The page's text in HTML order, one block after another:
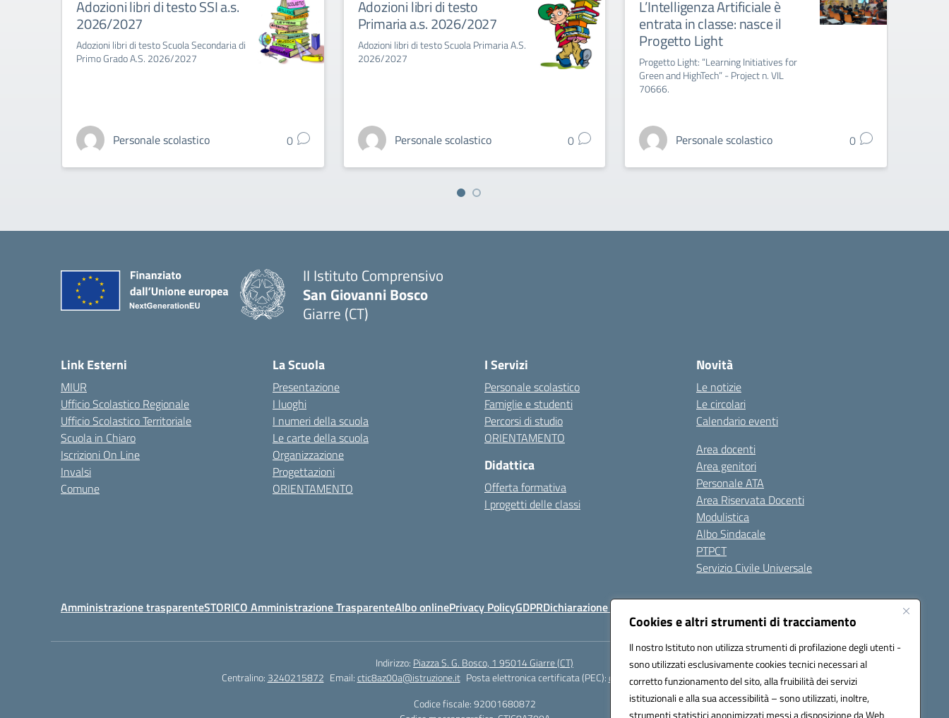
Cookies e altri strumenti di tracciamento
Il nostro Istituto non utilizza strumenti di profilazione degli utenti -
sono utilizzati esclusivamente cookies tecnici necessari al
corretto funzionamento del sito, alla fruibilità dei servizi
istituzionali e alla sua accessibilità – sono utilizzati, inoltre,
strumenti statistici anonimizzati messi a disposizione da Web
Adozioni libri di testo SSI a.s.
2026/2027
Adozioni libri di testo Scuola Secondaria di
Primo Grado A.S. 2026/2027
Personale scolastico 0
Adozioni libri di testo
Primaria a.s. 2026/2027
Adozioni libri di testo Scuola Primaria A.S.
2026/2027
Personale scolastico 0
L’Intelligenza Artificiale è
entrata in classe: nasce il
Progetto Light
Progetto Light: “Learning Initiatives for
Green and HighTech” - Project n. VIL
70666.
Personale scolastico 0
II Istituto Comprensivo
San Giovanni Bosco
Giarre (CT)
Link Esterni
MIUR
Ufficio Scolastico Regionale
Ufficio Scolastico Territoriale
Scuola in Chiaro
Iscrizioni On Line
Invalsi
Comune
La Scuola
Presentazione
I luoghi
I numeri della scuola
Le carte della scuola
Organizzazione
Progettazioni
ORIENTAMENTO
I Servizi
Personale scolastico
Famiglie e studenti
Percorsi di studio
ORIENTAMENTO
Didattica
Offerta formativa
I progetti delle classi
Novità
Le notizie
Le circolari
Calendario eventi
Area docenti
Area genitori
Personale ATA
Area Riservata Docenti
Modulistica
Albo Sindacale
PTPCT
Servizio Civile Universale
Amministrazione trasparenteSTORICO Amministrazione TrasparenteAlbo onlinePrivacy PolicyGDPRDichiarazione di accessibilità
Indirizzo: Piazza S. G. Bosco, 1 95014 Giarre (CT)
Centralino: 3240215872 Email:ctic8az00a@istruzione.it Posta elettronica certificata (PEC):ctic8az00a@pec.istruzione.it
Codice fiscale: 92001680872